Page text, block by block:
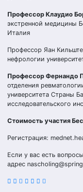
Профессор Клаудио
экстренной медицины
Италия
Профессор Яан
нефрологии
Профессор Фернандо
отделения
университета Страны
исследовательского
Стоимость участия
Регистрация:
Если у вас есть
адрес